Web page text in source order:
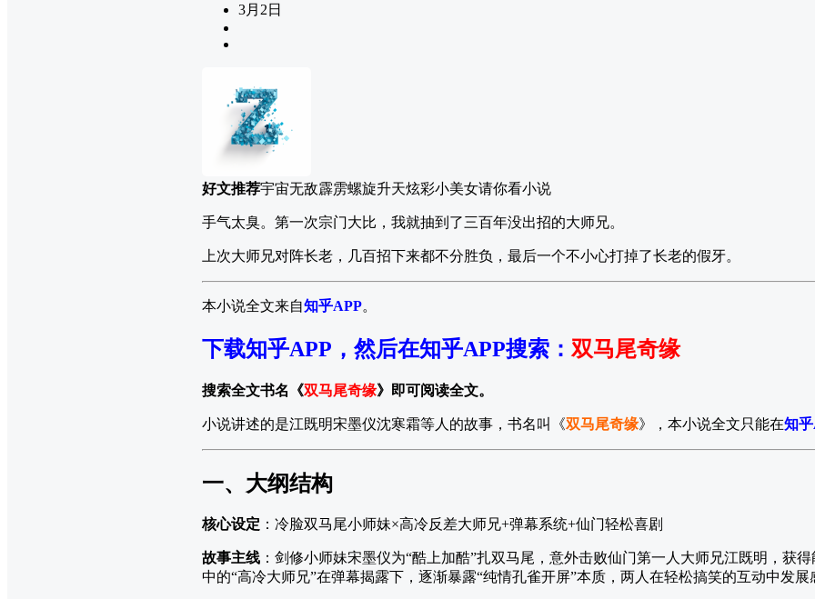
3月2日
好文推荐宇宙无敌霹雳螺旋升天炫彩小美女请你看小说
手气太臭。第一次宗门大比，我就抽到了三百年没出招的大师兄。
上次大师兄对阵长老，几百招下来都不分胜负，最后一个不小心打掉了长老的假牙。
本小说全文来自知乎APP。
下载知乎APP，然后在知乎APP搜索 ： 双马尾奇缘
搜索全文书名《双马尾奇缘》即可阅读全文。
小说讲述的是江既明宋墨仪沈寒霜等人的故事，书名叫《双马尾奇缘》，本小说全文只能在知
一、大纲结构
核心设定 ：冷脸双马尾小师妹×高冷反差大师兄+弹幕系统+仙门轻松喜剧
故事主线 ：剑修小师妹宋墨仪为“酷上加酷”扎双马尾，意外击败仙门第一人大师兄江既明，获
中的“高冷大师兄”在弹幕揭露下，逐渐暴露“纯情孔雀开屏”本质，两人在轻松搞笑的互动中发展